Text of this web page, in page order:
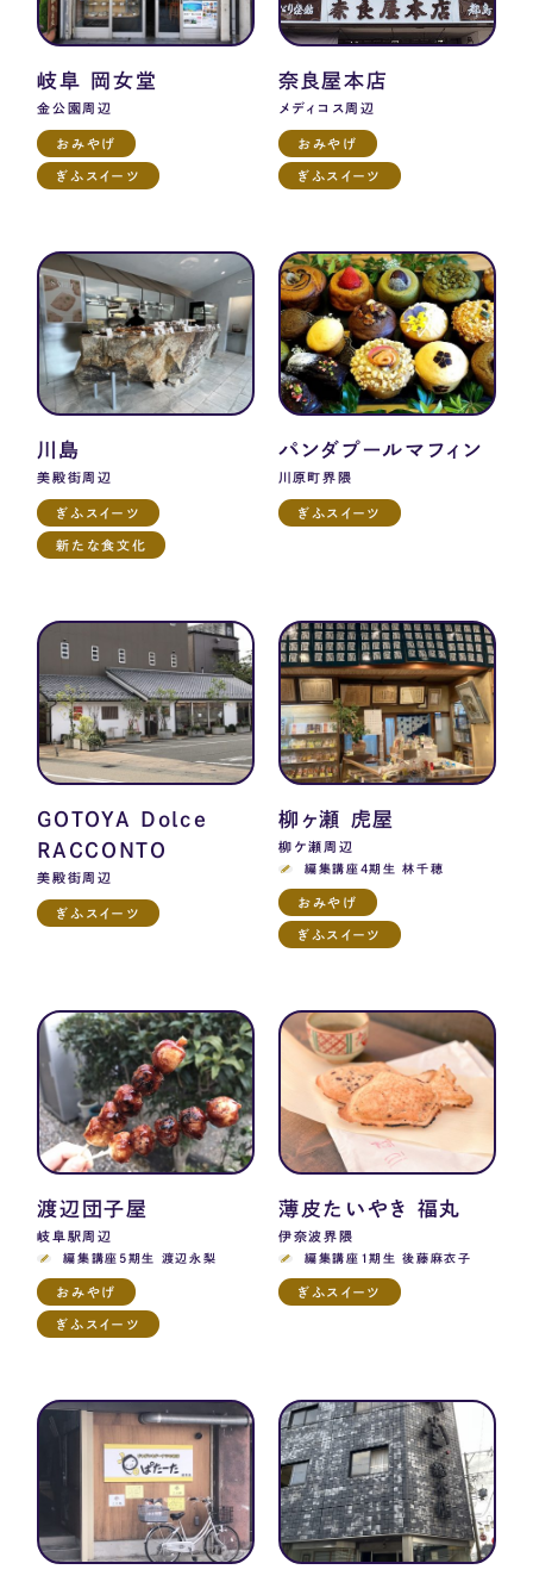
岐阜 岡女堂
金公園周辺
おみやげ
ぎふスイーツ
奈良屋本店
メディコス周辺
おみやげ
ぎふスイーツ
川島
美殿街周辺
ぎふスイーツ
新たな食文化
パンダプールマフィン
川原町界隈
ぎふスイーツ
GOTOYA Dolce
RACCONTO
美殿街周辺
ぎふスイーツ
柳ヶ瀬 虎屋
柳ケ瀬周辺
編集講座4期生 林千穂
おみやげ
ぎふスイーツ
渡辺団子屋
岐阜駅周辺
編集講座5期生 渡辺永梨
おみやげ
ぎふスイーツ
薄皮たいやき 福丸
伊奈波界隈
編集講座1期生 後藤麻衣子
ぎふスイーツ